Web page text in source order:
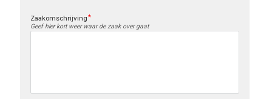
Zaakomschrijving
Geef hier kort weer waar de zaak over gaat